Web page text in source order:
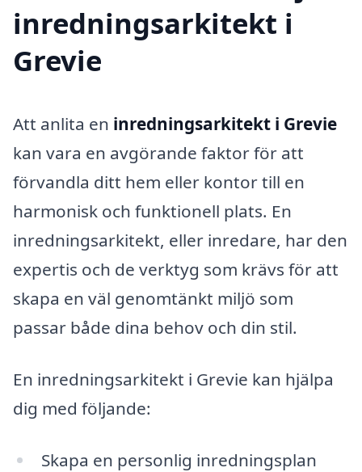
inredningsarkitekt i
Grevie
Att anlita en inredningsarkitekt i Grevie
kan vara en avgörande faktor för att
förvandla ditt hem eller kontor till en
harmonisk och funktionell plats. En
inredningsarkitekt, eller inredare, har den
expertis och de verktyg som krävs för att
skapa en väl genomtänkt miljö som
passar både dina behov och din stil.
En inredningsarkitekt i Grevie kan hjälpa
dig med följande:
Skapa en personlig inredningsplan